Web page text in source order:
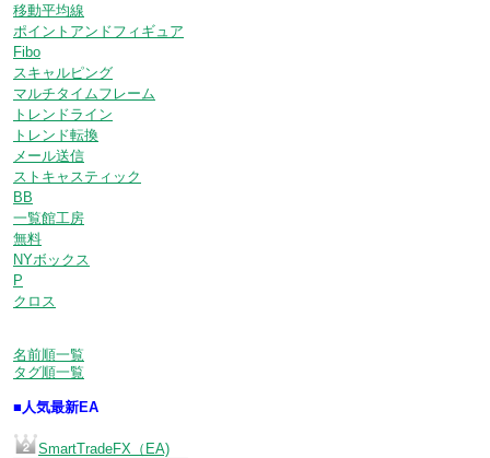
移動平均線
ポイントアンドフィギュア
Fibo
スキャルピング
マルチタイムフレーム
トレンドライン
トレンド転換
メール送信
ストキャスティック
BB
一覧館工房
無料
NYボックス
P
クロス
名前順一覧
タグ順一覧
■人気最新EA
SmartTradeFX（EA)